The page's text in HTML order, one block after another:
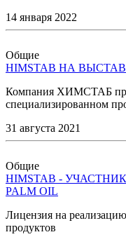
14 января 2022
Общие
HIMSTAB НА
Компания ХИМСТАБ
специализированном
31 августа 2021
Общие
HIMSTAB - УЧАСТНИК
PALM OIL
Лицензия на
продуктов